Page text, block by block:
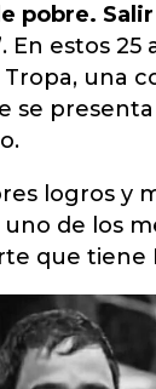
pobre.
En estos 25
una
se
logros y
de los
que tiene